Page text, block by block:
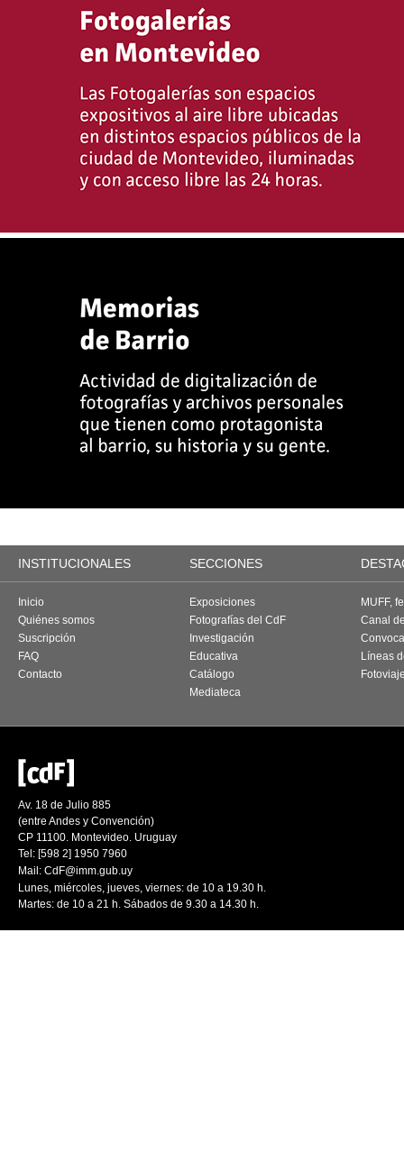
INSTITUCIONALES SECCIONES
Inicio
Quiénes somos
Suscripción
FAQ
Contacto
Exposiciones
Fotografías del CdF
Investigación
Educativa
Catálogo
Mediateca
MUFF,
Canal
Líneas
Av. 18 de Julio 885
(entre Andes y Convención)
CP 11100. Montevideo. Uruguay
Tel: [598 2] 1950 7960
Mail: CdF@imm.gub.uy
Lunes, miércoles, jueves, viernes: de 10 a 19.30 h.
Martes: de 10 a 21 h. Sábados de 9.30 a 14.30 h.